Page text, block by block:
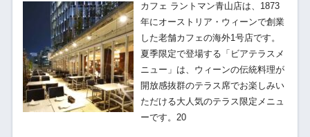
カフェ ラントマン青山店は、1873
年にオーストリア・ウィーンで創業
した老舗カフェの海外1号店です。
夏季限定で登場する「ビアテラスメ
ニュー」は、ウィーンの伝統料理が
開放感抜群のテラス席でお楽しみい
ただける大人気のテラス限定メニュ
ーです。20